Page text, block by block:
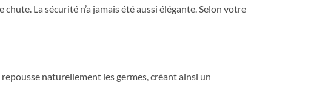
La sécurité n’a jamais été aussi élégante. Selon votre
naturellement les germes, créant ainsi un